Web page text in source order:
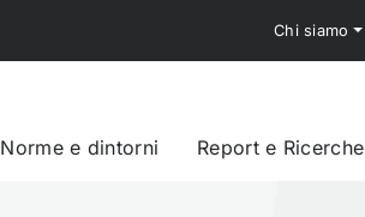
Chi siamo
Norme e dintorni Report e Ricerche